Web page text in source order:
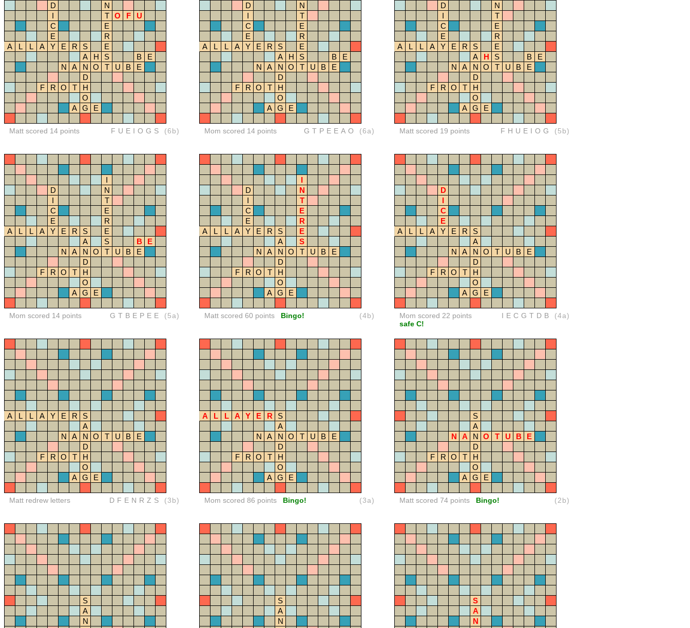
D
N
I
T O F
U
C
E
E
R
A
L L A Y E R S
E
A
H S B
E
N
A N O T U B
E
D
F
R O T
H
O
A G E
Matt scored 14 points FUEIOGS (6b)
D
N
I
T
C
E
E
R
A
L L A Y E R S
E
A
H S B
E
N
A N O T U B
E
D
F
R O T
H
O
A G E
Mom scored 14 points GTPEEAO (6a)
D
N
I
T
C
E
E
R
A
L L A Y E R S
E
A
H S B
E
N
A N O T U B
E
D
F
R O T
H
O
A G E
Matt scored 19 points FHUEIOG (5b)
I
D
N
I
T
C
E
E
R
A
L L A Y E R S
E
A
S B
E
N
A N O T U B
E
D
F
R O T
H
O
A G E
Mom scored 14 points GTBEPEE (5a)
I
D
N
I
T
C
E
E
R
A
L L A Y E R S
E
A
S
N
A N O T U B
E
D
F
R O T
H
O
A G E
Matt scored 60 points Bingo! (4b)
D
I
C
E
A
L L A Y E R
S
A
N
A N O T U B
E
D
F
R O T
H
O
A G E
Mom scored 22 points
safe C!
IECGTDB (4a)
A L L A Y E R
S
A
N
A N O T U B
E
D
F
R O T
H
O
A G E
Matt redrew letters DFENRZS (3b)
A L L A Y E R
S
A
N
A N O T U B
E
D
F
R O T
H
O
A G E
Mom scored 86 points Bingo! (3a)
S
A
N
A N O T U B
E
D
F
R O T
H
O
A G E
Matt scored 74 points Bingo! (2b)
S
A
N
S
A
N
S
A
N